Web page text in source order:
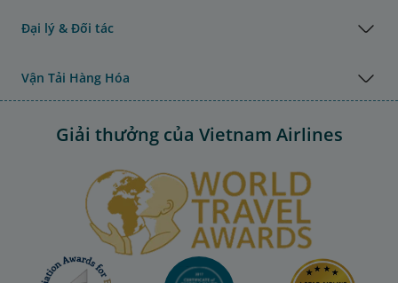
Đại lý & Đối tác
Vận Tải Hàng Hóa
Giải thưởng của Vietnam Airlines